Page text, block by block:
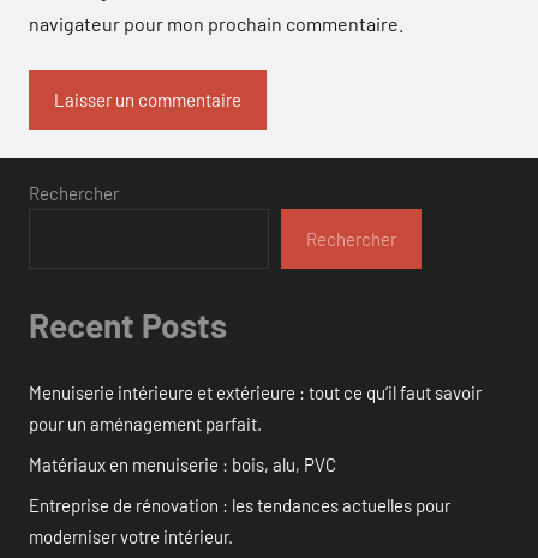
navigateur pour mon prochain commentaire.
Rechercher
Rechercher
Recent Posts
Menuiserie intérieure et extérieure : tout ce qu’il faut savoir
pour un aménagement parfait.
Matériaux en menuiserie : bois, alu, PVC
Entreprise de rénovation : les tendances actuelles pour
moderniser votre intérieur.